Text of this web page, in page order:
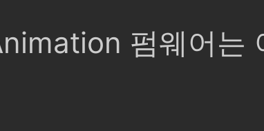
펌웨어는